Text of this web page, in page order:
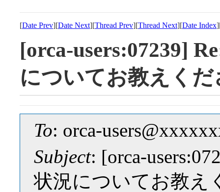
[Date Prev][Date Next][Thread Prev][Thread Next][Date Index
[orca-users:07239]
についてお教えく
To: orca-
Subject: [orca-
状況についてお教え